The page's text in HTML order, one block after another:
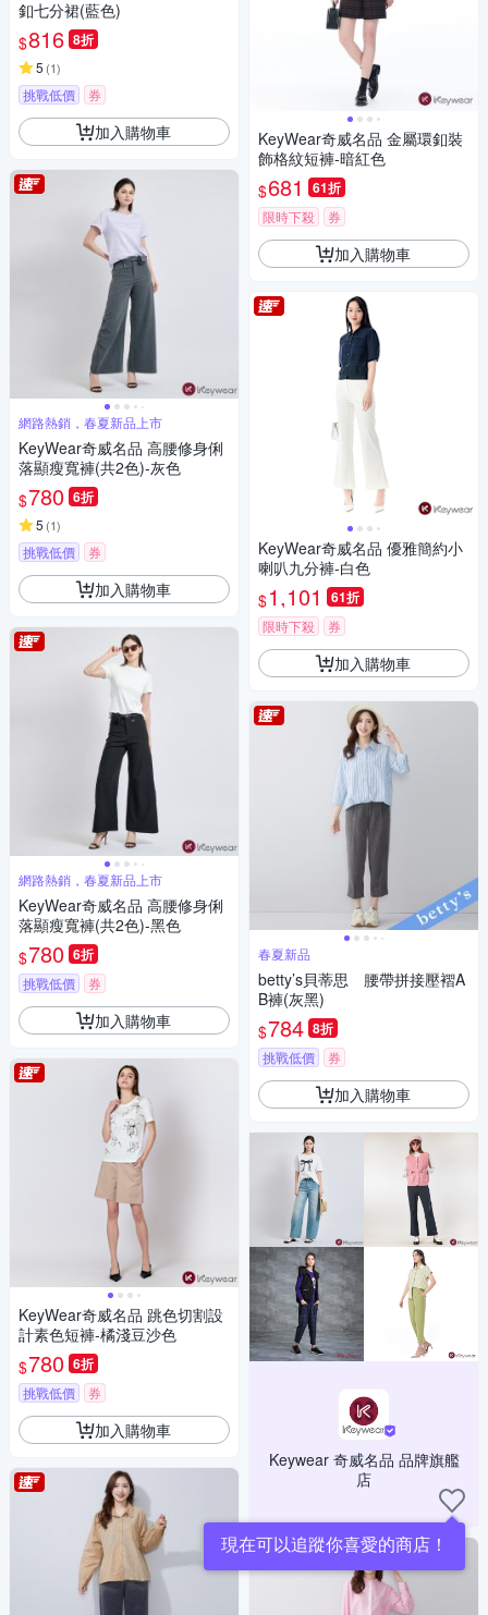
釦七分裙(藍色)
$816 8折
5 (1)
挑戰低價 券
加入購物車
網路熱銷，春夏新品上市
KeyWear奇威名品 高腰修身俐
落顯瘦寬褲(共2色)-灰色
$780 6折
5 (1)
挑戰低價 券
加入購物車
網路熱銷，春夏新品上市
KeyWear奇威名品 高腰修身俐
落顯瘦寬褲(共2色)-黑色
$780 6折
挑戰低價 券
加入購物車
KeyWear奇威名品 跳色切割設
計素色短褲-橘淺豆沙色
$780 6折
挑戰低價 券
加入購物車
KeyWear奇威名品 金屬環釦裝
飾格紋短褲-暗紅色
$681 61折
限時下殺 券
加入購物車
KeyWear奇威名品 優雅簡約小
喇叭九分褲-白色
$1,101 61折
限時下殺 券
加入購物車
春夏新品
betty’s貝蒂思 腰帶拼接壓褶A
B褲(灰黑)
$784 8折
挑戰低價 券
加入購物車
Keywear 奇威名品 品牌旗艦
店
現在可以追蹤你喜愛的商店！